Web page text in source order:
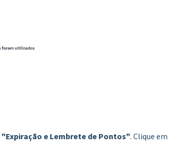
"Expiração e Lembrete de Pontos". Clique em